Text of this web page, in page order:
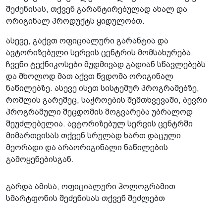
შეძენისას, თქვენ გარანტირებულად ახალ და
ორიგინალ პროდუქტს ყიდულობთ.
ასევე, გაქვთ ოფიციალური გარანტია და
ავტორიზებული სერვის ცენტრის მომსახურება.
ჩვენი ტექნიკოსები მუდმივად გადიან სწავლებებს
და მხოლოდ მათ აქვთ წვდომა ორიგინალ
ნაწილებზე. ასევე ისეთ სისტემურ პროგრამებზე,
რომლის გარეშეც, საჭროების შემთხვევაში, ბევრი
პროგრამული შეცდომის მოგვარება უბრალოდ
შეუძლებელია. ავტორიზებულ სერვის ცენტრში
მიმართვისას თქვენ სრულად ხართ დაცული
მეორადი და არაორიგინალი ნაწილების
გამოყენებისგან.
გარდა ამისა, ოფიციალური ჰოლოგრამით
სმარტფონის შეძენისას თქვენ შეძლებთ